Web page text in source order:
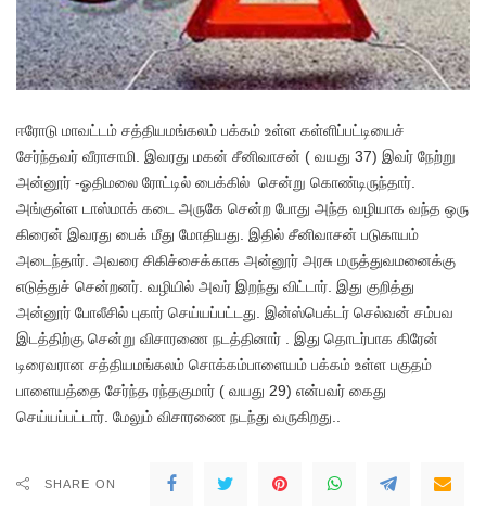
ஈரோடு மாவட்டம் சத்தியமங்கலம் பக்கம் உள்ள கள்ளிப்பட்டியைச்
சேர்ந்தவர் வீராசாமி. இவரது மகன் சீனிவாசன் ( வயது 37) இவர் நேற்று
அன்னூர் -ஓதிமலை ரோட்டில் பைக்கில் சென்று கொண்டிருந்தார்.
அங்குள்ள டாஸ்மாக் கடை அருகே சென்ற போது அந்த வழியாக வந்த ஒரு
கிரைன் இவரது பைக் மீது மோதியது. இதில் சீனிவாசன் படுகாயம்
அடைந்தார். அவரை சிகிச்சைக்காக அன்னூர் அரசு மருத்துவமனைக்கு
எடுத்துச் சென்றனர். வழியில் அவர் இறந்து விட்டார். இது குறித்து
அன்னூர் போலீசில் புகார் செய்யப்பட்டது. இன்ஸ்பெக்டர் செல்வன் சம்பவ
இடத்திற்கு சென்று விசாரணை நடத்தினார் . இது தொடர்பாக கிரேன்
டிரைவரான சத்தியமங்கலம் சொக்கம்பாளையம் பக்கம் உள்ள பகுதம்
பாளையத்தை சேர்ந்த ரந்தகுமார் ( வயது 29) என்பவர் கைது
செய்யப்பட்டார். மேலும் விசாரணை நடந்து வருகிறது..
SHARE ON